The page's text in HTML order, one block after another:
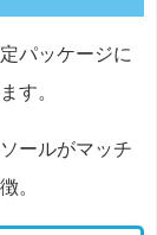
パッケージに
す。
ールがマッチ
。